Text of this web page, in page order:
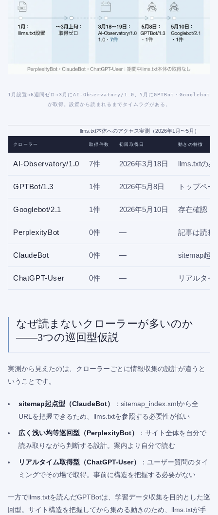
1月設置→6週間ゼロ→3月にAI-Observatory/1.0、5月にGPTBot・Googlebot
が取得。設置から読まれるまでタイムラグがある。
llms.txt本体へのアクセス実測（2026年1月〜5月）
クローラー 取得件数 初回取得日 動きの特徴
AI-Observatory/1.0 7件 2026年3月18日 llms.txtのみ
GPTBot/1.3 1件 2026年5月8日 トップペー
Googlebot/2.1 1件 2026年5月10日 存在確認
PerplexityBot 0件 — 記事は読む
ClaudeBot 0件 — sitemap起
ChatGPT-User 0件 — リアルタイ
なぜ読まないクローラーが多いのか
——3つの巡回型仮説
実測から見えたのは、クローラーごとに情報収集の設計が違うと
いうことです。
sitemap起点型（ClaudeBot）
：sitemap_index.xmlから全
URLを把握できるため、llms.txtを参照する必要性が低い
広く浅い均等巡回型（PerplexityBot）
：サイト全体を自分で
読み取りながら判断する設計。案内より自分で読む
リアルタイム取得型（ChatGPT-User）
：ユーザー質問のタイ
ミングでその場で取得。事前に構造を把握する必要がない
一方でllms.txtを読んだGPTBotは、学習データ収集を目的とした巡
回型。サイト構造を把握してから集める動きのため、llms.txtが手